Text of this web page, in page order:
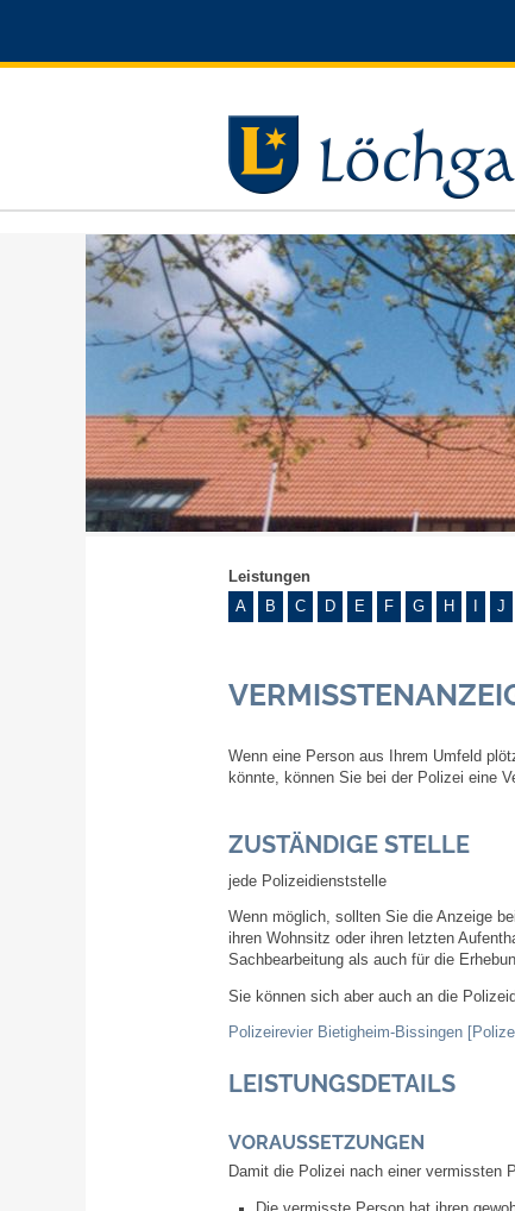
Leistungen
A
B C D E F G H J
Wenn eine Person aus Ihrem Umfeld
könnte, können Sie bei der Polizei eine
ZUSTÄNDIGE STELLE
jede Polizeidienststelle
Wenn möglich, sollten Sie die Anzeige
ihren Wohnsitz oder ihren letzten
Sachbearbeitung als auch für die
Sie können sich aber auch an die
Polizeirevier Bietigheim-Bissingen
LEISTUNGSDETAILS
VORAUSSETZUNGEN
Damit die Polizei nach einer vermissten